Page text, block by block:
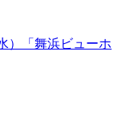
）「舞浜ビューホ